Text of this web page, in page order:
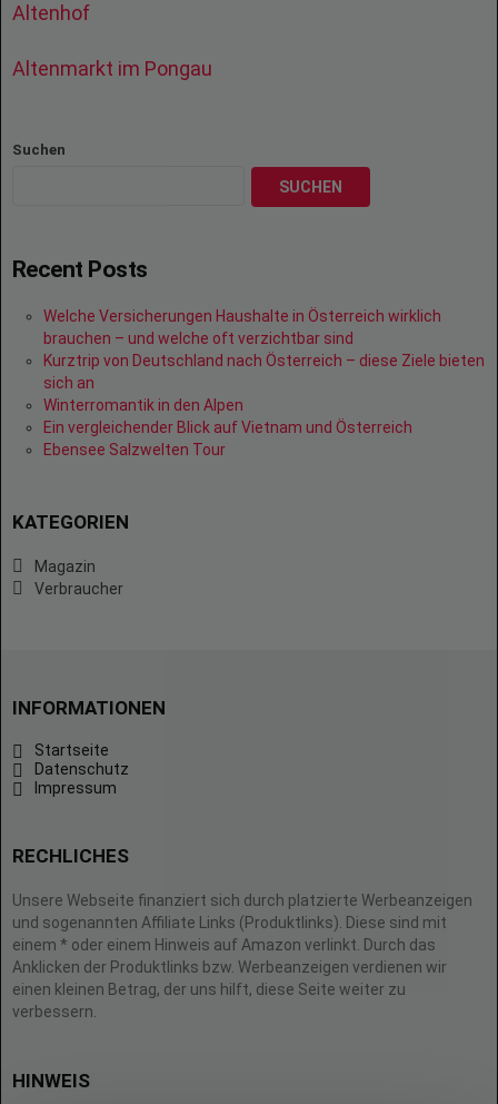
Altenhof
Altenmarkt im Pongau
Suchen
SUCHEN
Recent Posts
Welche Versicherungen Haushalte in Österreich wirklich
brauchen – und welche oft verzichtbar sind
Kurztrip von Deutschland nach Österreich – diese Ziele bieten
sich an
Winterromantik in den Alpen
Ein vergleichender Blick auf Vietnam und Österreich
Ebensee Salzwelten Tour
KATEGORIEN
Magazin
Verbraucher
INFORMATIONEN
Startseite
Datenschutz
Impressum
RECHLICHES
Unsere Webseite finanziert sich durch platzierte Werbeanzeigen
und sogenannten Affiliate Links (Produktlinks). Diese sind mit
einem * oder einem Hinweis auf Amazon verlinkt. Durch das
Anklicken der Produktlinks bzw. Werbeanzeigen verdienen wir
einen kleinen Betrag, der uns hilft, diese Seite weiter zu
verbessern.
HINWEIS